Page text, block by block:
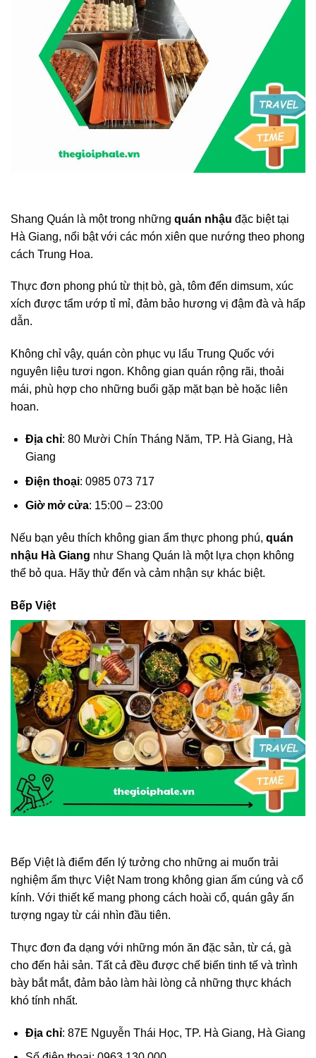
Shang Quán là một trong những quán nhậu đặc biệt tại
Hà Giang, nổi bật với các món xiên que nướng theo phong
cách Trung Hoa.
Thực đơn phong phú từ thịt bò, gà, tôm đến dimsum, xúc
xích được tẩm ướp tỉ mỉ, đảm bảo hương vị đậm đà và hấp
dẫn.
Không chỉ vậy, quán còn phục vụ lẩu Trung Quốc với
nguyên liệu tươi ngon. Không gian quán rộng rãi, thoải
mái, phù hợp cho những buổi gặp mặt bạn bè hoặc liên
hoan.
Địa chỉ: 80 Mười Chín Tháng Năm, TP. Hà Giang, Hà
Giang
Điện thoại: 0985 073 717
Giờ mở cửa: 15:00 – 23:00
Nếu bạn yêu thích không gian ẩm thực phong phú, quán
nhậu Hà Giang như Shang Quán là một lựa chọn không
thể bỏ qua. Hãy thử đến và cảm nhận sự khác biệt.
Bếp Việt
Bếp Việt là điểm đến lý tưởng cho những ai muốn trải
nghiệm ẩm thực Việt Nam trong không gian ấm cúng và cổ
kính. Với thiết kế mang phong cách hoài cổ, quán gây ấn
tượng ngay từ cái nhìn đầu tiên.
Thực đơn đa dạng với những món ăn đặc sản, từ cá, gà
cho đến hải sản. Tất cả đều được chế biến tinh tế và trình
bày bắt mắt, đảm bảo làm hài lòng cả những thực khách
khó tính nhất.
Địa chỉ: 87E Nguyễn Thái Học, TP. Hà Giang, Hà Giang